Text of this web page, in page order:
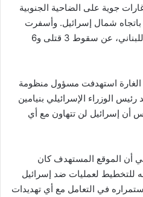
جوية على الضاحية الجنوبية
شمال إسرائيل. وأسفرت
الغارات، بحسب الدفاع المدني اللبناني، عن سقوط 3 قتلى و6
الغارة استهدفت مسؤول منظومة
الوزراء الإسرائيلي بنيامين
أن إسرائيل لن تتهاون مع أي
أن الموقع المستهدف كان
للتخطيط لعمليات ضد إسرائيل
في التعامل مع أي تهديدات